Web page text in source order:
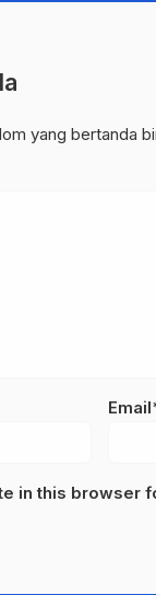
yang bertanda
in this browser